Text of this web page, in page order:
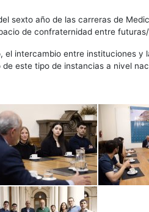
sexto año de las carreras de
de confraternidad entre
intercambio entre instituciones y
este tipo de instancias a nivel